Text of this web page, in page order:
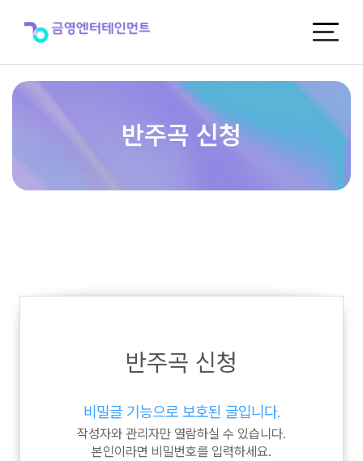
반주곡 신청
반주곡 신청
비밀글 기능으로 보호된 글입니다.
작성자와 관리자만 열람하실 수 있습니다.
본인이라면 비밀번호를 입력하세요.